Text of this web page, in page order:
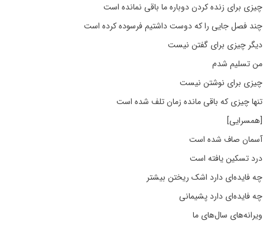
چیزی برای زنده کردن دوباره ما باقی نمانده است
چند فصل جایی را که دوست داشتیم فرسوده کرده است
دیگر چیزی برای گفتن نیست
من تسلیم شدم
چیزی برای نوشتن نیست
تنها چیزی که باقی مانده زمان تلف شده است
[همسرایی]
آسمان صاف شده است
درد تسکین یافته است
چه فایده‌ای دارد اشک ریختن بیشتر
چه فایده‌ای دارد پشیمانی
ویرانه‌های سال‌های ما